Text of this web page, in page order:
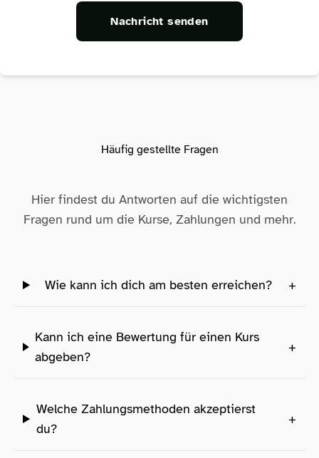
Nachricht senden
Häufig gestellte Fragen
Hier findest du Antworten auf die wichtigsten
Fragen rund um die Kurse, Zahlungen und mehr.
Wie kann ich dich am besten erreichen? +
Kann ich eine Bewertung für einen Kurs
abgeben?
+
Welche Zahlungsmethoden akzeptierst
du?
+